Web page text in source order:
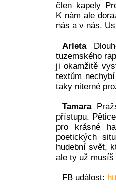
člen kapely
K nám ale
nás a v nás.
Arleta
tuzemského
ji okamžitě
textům
taky niterné
Tamara
přístupu.
pro krásné
poetických
hudební svět,
ale ty už musíš
FB událost: